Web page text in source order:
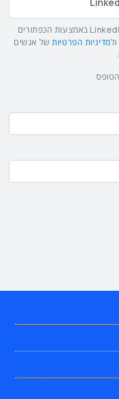
בלחיצה על Google, Microsoft וLinkedIn באמצעות הכפתורים
ולמדיניות הפרטיותשל אנשים